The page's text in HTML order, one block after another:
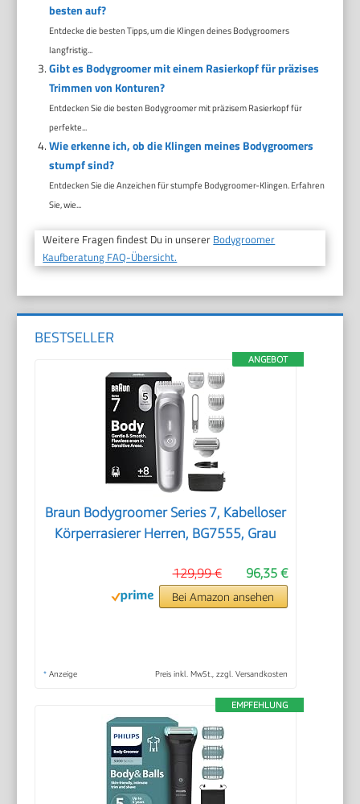
besten auf?
Entdecke die besten Tipps, um die Klingen deines Bodygroomers
langfristig...
Gibt es Bodygroomer mit einem Rasierkopf für präzises
Trimmen von Konturen?
Entdecken Sie die besten Bodygroomer mit präzisem Rasierkopf für
perfekte...
Wie erkenne ich, ob die Klingen meines Bodygroomers
stumpf sind?
Entdecken Sie die Anzeichen für stumpfe Bodygroomer-Klingen. Erfahren
Sie, wie...
Weitere Fragen findest Du in unserer Bodygroomer
Kaufberatung FAQ-Übersicht.
BESTSELLER
ANGEBOT
Braun Bodygroomer Series 7, Kabelloser
Körperrasierer Herren, BG7555, Grau
96,35 €
129,99 €
Bei Amazon ansehen
* Anzeige Preis inkl. MwSt., zzgl. Versandkosten
EMPFEHLUNG